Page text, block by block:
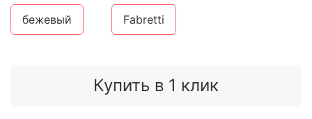
Купить в 1 клик
бежевый Fabretti